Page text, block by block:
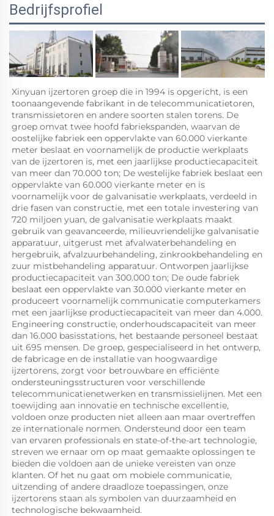
Bedrijfsprofiel
Xinyuan ijzertoren groep die in 1994 is opgericht, is een
toonaangevende fabrikant in de telecommunicatietoren,
transmissietoren en andere soorten stalen torens. De
groep omvat twee hoofd fabriekspanden, waarvan de
oostelijke fabriek een oppervlakte van 60.000 vierkante
meter beslaat en voornamelijk de productie werkplaats
van de ijzertoren is, met een jaarlijkse productiecapaciteit
van meer dan 70.000 ton; De westelijke fabriek beslaat een
oppervlakte van 60.000 vierkante meter en is
voornamelijk voor de galvanisatie werkplaats, verdeeld in
drie fasen van constructie, met een totale investering van
720 miljoen yuan, de galvanisatie werkplaats maakt
gebruik van geavanceerde, milieuvriendelijke galvanisatie
apparatuur, uitgerust met afvalwaterbehandeling en
hergebruik, afvalzuurbehandeling, zinkrookbehandeling en
zuur mistbehandeling apparatuur. Ontworpen jaarlijkse
productiecapaciteit van 300.000 ton; De oude fabriek
beslaat een oppervlakte van 30.000 vierkante meter en
produceert voornamelijk communicatie computerkamers
met een jaarlijkse productiecapaciteit van meer dan 4.000.
Engineering constructie, onderhoudscapaciteit van meer
dan 16.000 basisstations, het bestaande personeel bestaat
uit 695 mensen. De groep, gespecialiseerd in het ontwerp,
de fabricage en de installatie van hoogwaardige
ijzertorens, zorgt voor betrouwbare en efficiënte
ondersteuningsstructuren voor verschillende
telecommunicatienetwerken en transmissielijnen. Met een
toewijding aan innovatie en technische excellentie,
voldoen onze producten niet alleen aan maar overtreffen
ze internationale normen. Ondersteund door een team
van ervaren professionals en state-of-the-art technologie,
streven we ernaar om op maat gemaakte oplossingen te
bieden die voldoen aan de unieke vereisten van onze
klanten. Of het nu gaat om mobiele communicatie,
uitzending of andere draadloze toepassingen, onze
ijzertorens staan als symbolen van duurzaamheid en
technologische bekwaamheid.